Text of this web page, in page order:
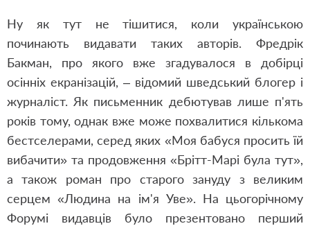
Ну як тут не тішитися, коли українською
починають видавати таких авторів. Фредрік
Бакман, про якого вже згадувалося в добірці
осінніх екранізацій, – відомий шведський блогер і
журналіст. Як письменник дебютував лише п'ять
років тому, однак вже може похвалитися кількома
бестселерами, серед яких «Моя бабуся просить їй
вибачити» та продовження «Брітт-Марі була тут»,
а також роман про старого зануду з великим
серцем «Людина на ім'я Уве». На цьогорічному
Форумі видавців було презентовано перший